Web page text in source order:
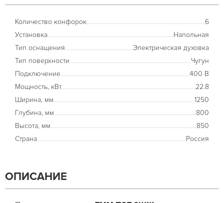
Количество конфорок
6
Установка
Напольная
Тип оснащения
Электрическая духовка
Тип поверхности
Чугун
Подключение
400 В
Мощность, кВт
22.8
Ширина, мм
1250
Глубина, мм
800
Высота, мм
850
Страна
Россия
ОПИСАНИЕ